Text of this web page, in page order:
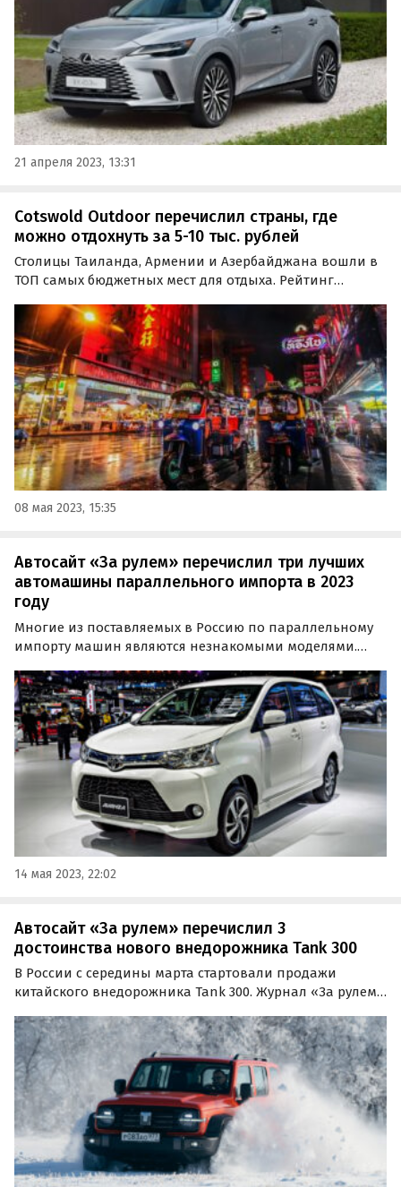
Honda и…
21 апреля 2023, 13:31
Cotswold Outdoor перечислил страны, где
можно отдохнуть за 5-10 тыс. рублей
Столицы Таиланда, Армении и Азербайджана вошли в
ТОП самых бюджетных мест для отдыха. Рейтинг
Ассоциация Туроператоров (АТОР).
08 мая 2023, 15:35
Автосайт «За рулем» перечислил три лучших
автомашины параллельного импорта в 2023
году
Многие из поставляемых в Россию по параллельному
импорту машин являются незнакомыми моделями.
рассказал о том, какие из поставляемых по
параллельному импорту автомобилей не разочаруют
россиян.
14 мая 2023, 22:02
Автосайт «За рулем» перечислил 3
достоинства нового внедорожника Tank 300
В России с середины марта стартовали продажи
китайского внедорожника Tank 300. Журнал «За рулем»
преимуществ назван необычный и привлекательный
внешний вид, включающий в себя узкий капот,
круглые…